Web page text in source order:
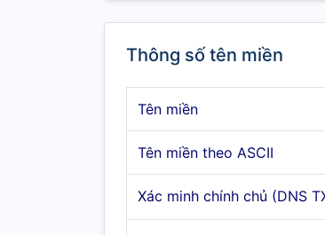
Thông số tên miền
Tên miền
Tên miền theo ASCII
Xác minh chính chủ (DNS